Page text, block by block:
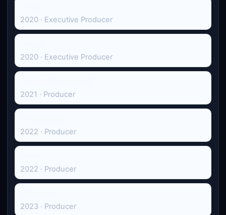
2020 · Executive Producer
2020 · Executive Producer
2021 · Producer
2022 · Producer
2022 · Producer
2023 · Producer